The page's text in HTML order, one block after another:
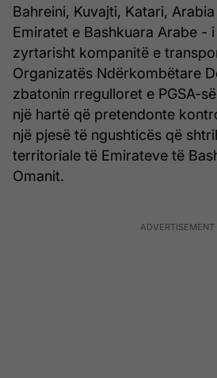
Bahreini, Kuvajti, Katari,
Emiratet e Bashkuara Arabe -
zyrtarisht kompanitë e
Organizatës Ndërkombëtare
zbatonin rregulloret e PGSA-
një hartë që pretendonte
një pjesë të ngushticës që
territoriale të Emirateve të
Omanit.